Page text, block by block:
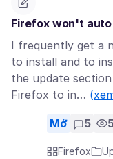
Firefox won't
I frequently get a
to install and to
the update
Firefox to in…
Mở 5
Firefox